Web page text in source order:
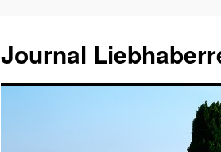
Journal